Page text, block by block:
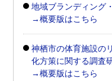
地域ブランディング
→概要版はこちら
神栖市の体育施設の
化方策に関する調査
→概要版はこちら